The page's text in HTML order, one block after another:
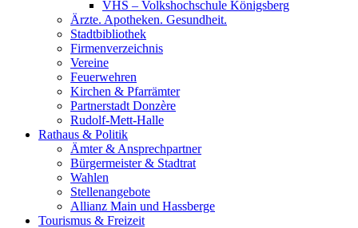
VHS – Volks­hoch­schule Königsberg
Ärzte. Apotheken. Gesundheit.
Stadtbibliothek
Firmenverzeichnis
Vereine
Feuerwehren
Kirchen & Pfarrämter
Partnerstadt Donzère
Rudolf-Mett-Halle
Rathaus & Politik
Ämter & Ansprechpartner
Bürgermeister & Stadtrat
Wahlen
Stellenangebote
Allianz Main und Hassberge
Tourismus & Freizeit